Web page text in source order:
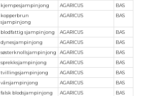
kjempesjampinjong AGARICUS
BAS
kopperbrun
sjampinjong
AGARICUS BAS
blodfattig sjampinjong AGARICUS
BAS
dynesjampinjong AGARICUS
BAS
søsterknollsjampinjong AGARICUS
BAS
sprekksjampinjong AGARICUS
BAS
tvillingsjampinjong AGARICUS
BAS
vårsjampinjong AGARICUS
BAS
falsk blodsjampinjong AGARICUS
BAS